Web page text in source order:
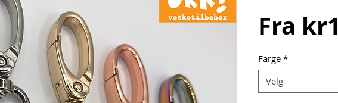
Fra
Farge *
Velg